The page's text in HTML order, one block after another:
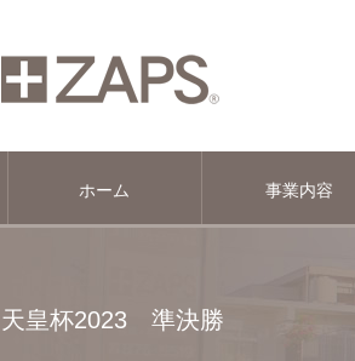
ホーム 事業内容
天皇杯2023 準決勝